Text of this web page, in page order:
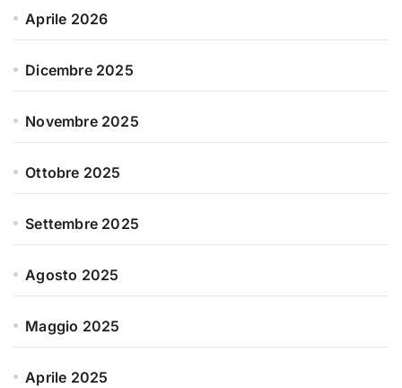
Aprile 2026
Dicembre 2025
Novembre 2025
Ottobre 2025
Settembre 2025
Agosto 2025
Maggio 2025
Aprile 2025